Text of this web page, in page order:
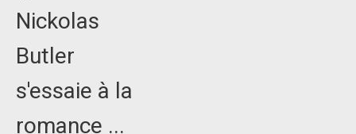
Nickolas
Butler
s'essaie à la
romance ...